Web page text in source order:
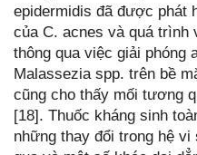
epidermidis đã được phát
của C. acnes và quá trình
thông qua việc giải
Malassezia spp. trên bề
cũng cho thấy mối tương
[18]. Thuốc kháng sinh
những thay đổi trong hệ